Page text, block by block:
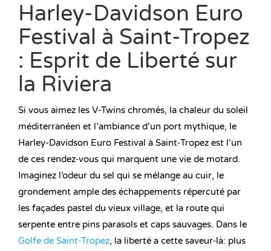
Harley-Davidson Euro
Festival à Saint-Tropez
: Esprit de Liberté sur
la Riviera
Si vous aimez les V-Twins chromés, la chaleur du soleil
méditerranéen et l’ambiance d’un port mythique, le
Harley-Davidson Euro Festival à Saint‑Tropez est l’un
de ces rendez‑vous qui marquent une vie de motard.
Imaginez l’odeur du sel qui se mélange au cuir, le
grondement ample des échappements répercuté par
les façades pastel du vieux village, et la route qui
serpente entre pins parasols et caps sauvages. Dans le
Golfe de Saint‑Tropez, la liberté a cette saveur‑là: plus